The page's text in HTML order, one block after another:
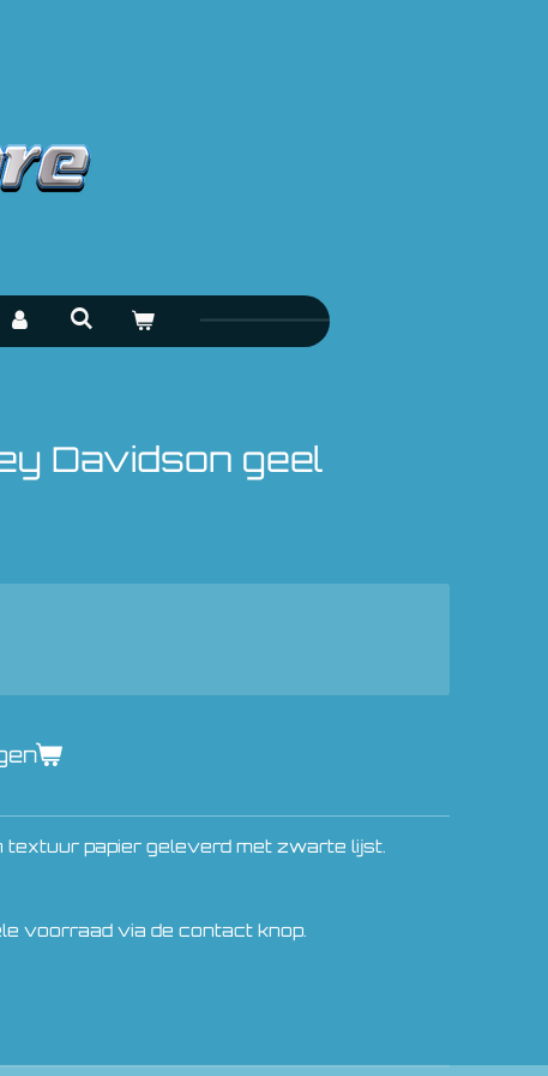
Davidson geel
textuur papier geleverd met zwarte lijst.
voorraad via de contact knop.